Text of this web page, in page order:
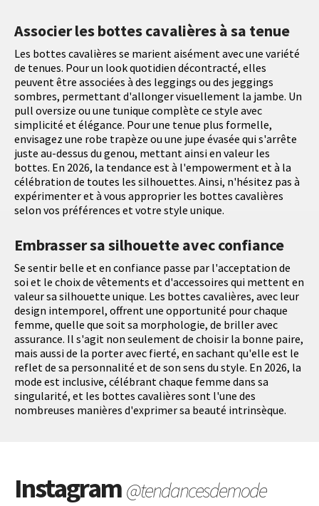
Associer les bottes cavalières à sa tenue
Les bottes cavalières se marient aisément avec une variété
de tenues. Pour un look quotidien décontracté, elles
peuvent être associées à des leggings ou des jeggings
sombres, permettant d'allonger visuellement la jambe. Un
pull oversize ou une tunique complète ce style avec
simplicité et élégance. Pour une tenue plus formelle,
envisagez une robe trapèze ou une jupe évasée qui s'arrête
juste au-dessus du genou, mettant ainsi en valeur les
bottes. En 2026, la tendance est à l'empowerment et à la
célébration de toutes les silhouettes. Ainsi, n'hésitez pas à
expérimenter et à vous approprier les bottes cavalières
selon vos préférences et votre style unique.
Embrasser sa silhouette avec confiance
Se sentir belle et en confiance passe par l'acceptation de
soi et le choix de vêtements et d'accessoires qui mettent en
valeur sa silhouette unique. Les bottes cavalières, avec leur
design intemporel, offrent une opportunité pour chaque
femme, quelle que soit sa morphologie, de briller avec
assurance. Il s'agit non seulement de choisir la bonne paire,
mais aussi de la porter avec fierté, en sachant qu'elle est le
reflet de sa personnalité et de son sens du style. En 2026, la
mode est inclusive, célébrant chaque femme dans sa
singularité, et les bottes cavalières sont l'une des
nombreuses manières d'exprimer sa beauté intrinsèque.
Instagram@tendancesdemode